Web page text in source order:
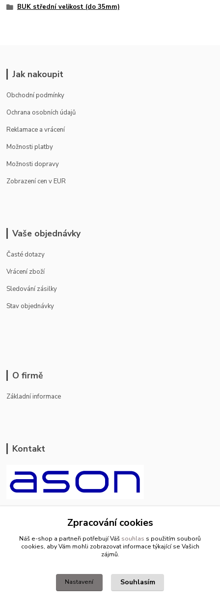
BUK střední velikost (do 35mm)
Jak nakoupit
Obchodní podmínky
Ochrana osobních údajů
Reklamace a vrácení
Možnosti platby
Možnosti dopravy
Zobrazení cen v EUR
Vaše objednávky
Časté dotazy
Vrácení zboží
Sledování zásilky
Stav objednávky
O firmě
Základní informace
Kontakt
+420 799 500 769
pracovní dny 8-11hod.,13-15hod.
Zpracování cookies
Náš e-shop a partneři potřebují Váš souhlas s použitím souborů
cookies, aby Vám mohli zobrazovat informace týkající se Vašich
zájmů.
Nastavení Souhlasím